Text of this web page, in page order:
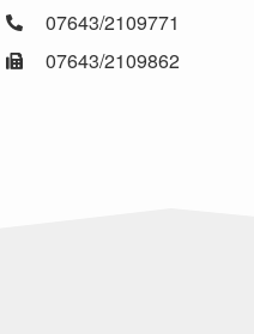
07643/2109771
07643/2109862